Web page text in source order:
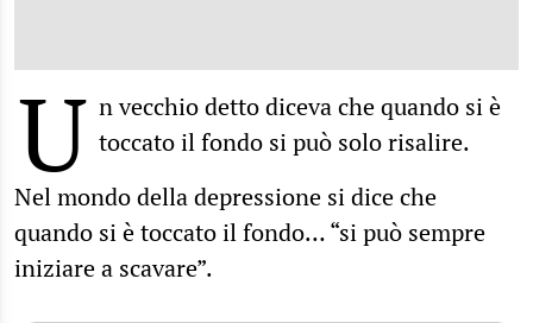
U n vecchio detto diceva che quando si è
toccato il fondo si può solo risalire.
Nel mondo della depressione si dice che
quando si è toccato il fondo… “si può sempre
iniziare a scavare”.